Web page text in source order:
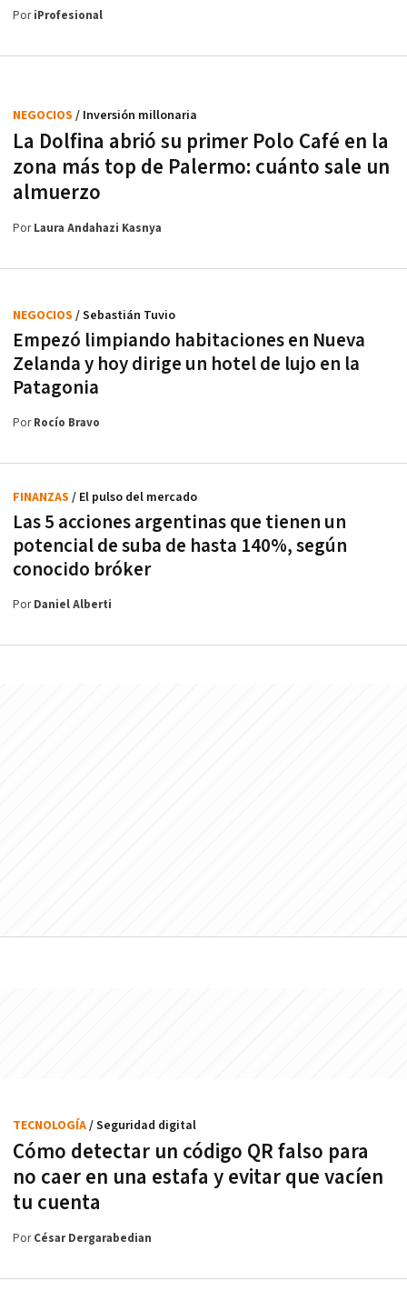
PoriProfesional
La Dolfina abrió su primer Polo Café en la
zona más top de Palermo: cuánto sale un
almuerzo
NEGOCIOS / Inversión millonaria
PorLaura Andahazi Kasnya
Empezó limpiando habitaciones en Nueva
Zelanda y hoy dirige un hotel de lujo en la
Patagonia
NEGOCIOS / Sebastián Tuvio
PorRocío Bravo
Las 5 acciones argentinas que tienen un
potencial de suba de hasta 140%, según
conocido bróker
FINANZAS / El pulso del mercado
PorDaniel Alberti
Cómo detectar un código QR falso para
no caer en una estafa y evitar que vacíen
tu cuenta
TECNOLOGÍA/ Seguridad digital
PorCésar Dergarabedian